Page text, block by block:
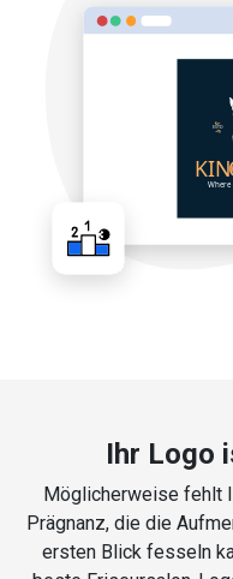
Ihr Logo
Möglicherweise fehlt
Prägnanz, die die
ersten Blick fesseln